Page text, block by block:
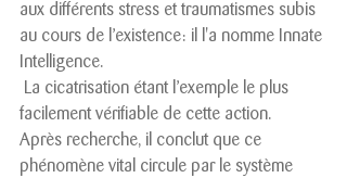
aux différents stress et traumatismes subis
au cours de l’existence: il l'a nomme Innate
Intelligence.
facilement vérifiable de cette action.
Après recherche, il conclut que ce
phénomène vital circule par le système